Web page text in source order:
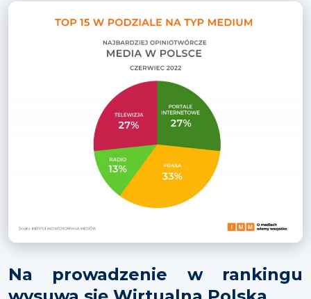
Na prowadzenie w rankingu